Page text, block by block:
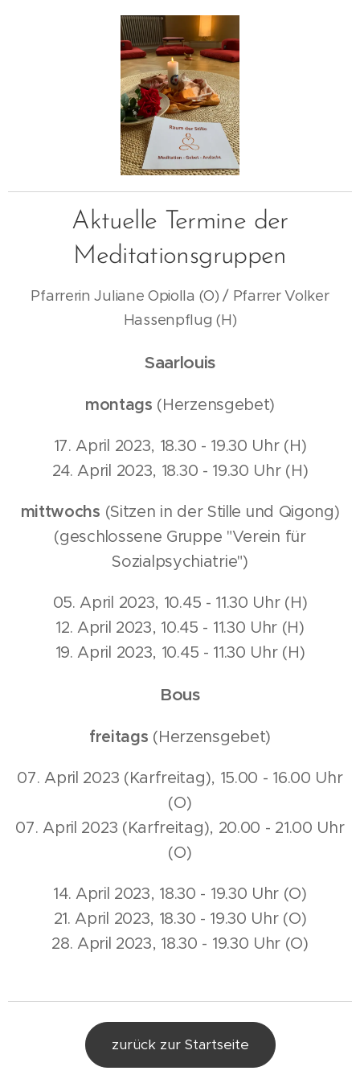
Aktuelle Termine der
Meditationsgruppen
Pfarrerin Juliane Opiolla (O) / Pfarrer Volker
Hassenpflug (H)
Saarlouis
montags (Herzensgebet)
17. April 2023, 18.30 - 19.30 Uhr (H)
24. April 2023, 18.30 - 19.30 Uhr (H)
mittwochs (Sitzen in der Stille und Qigong)
(geschlossene Gruppe "Verein für
Sozialpsychiatrie")
05. April 2023, 10.45 - 11.30 Uhr (H)
12. April 2023, 10.45 - 11.30 Uhr (H)
19. April 2023, 10.45 - 11.30 Uhr (H)
Bous
freitags (Herzensgebet)
07. April 2023 (Karfreitag), 15.00 - 16.00 Uhr
(O)
07. April 2023 (Karfreitag), 20.00 - 21.00 Uhr
(O)
14. April 2023, 18.30 - 19.30 Uhr (O)
21. April 2023, 18.30 - 19.30 Uhr (O)
28. April 2023, 18.30 - 19.30 Uhr (O)
zurück zur Startseite